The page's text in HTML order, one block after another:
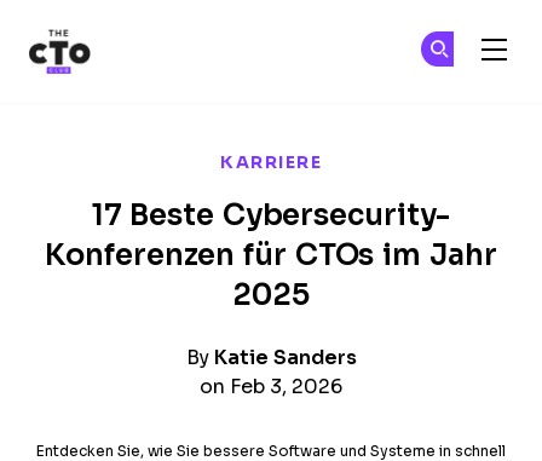
KARRIERE
17 Beste Cybersecurity-
Konferenzen für CTOs im Jahr
2025
By Katie Sanders
on Feb 3, 2026
Entdecken Sie, wie Sie bessere Software und Systeme in schnell